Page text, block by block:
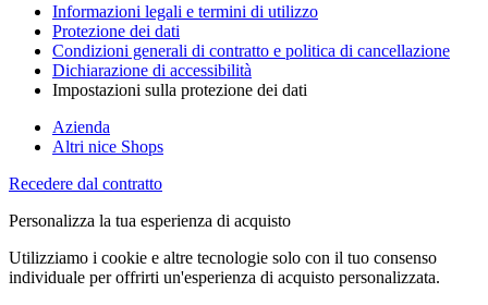
Informazioni legali e termini di utilizzo
Protezione dei dati
Condizioni generali di contratto e politica di cancellazione
Dichiarazione di accessibilità
Impostazioni sulla protezione dei dati
Azienda
Altri nice Shops
Recedere dal contratto
Personalizza la tua esperienza di acquisto
Utilizziamo i cookie e altre tecnologie solo con il tuo consenso
individuale per offrirti un'esperienza di acquisto personalizzata.